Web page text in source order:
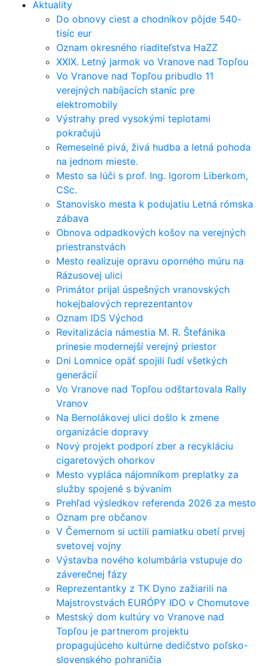
Aktuality
Do obnovy ciest a chodníkov pôjde 540-
tisíc eur
Oznam okresného riaditeľstva HaZZ
XXIX. Letný jarmok vo Vranove nad Topľou
Vo Vranove nad Topľou pribudlo 11
verejných nabíjacích staníc pre
elektromobily
Výstrahy pred vysokými teplotami
pokračujú
Remeselné pivá, živá hudba a letná pohoda
na jednom mieste.
Mesto sa lúči s prof. Ing. Igorom Liberkom,
CSc.
Stanovisko mesta k podujatiu Letná rómska
zábava
Obnova odpadkových košov na verejných
priestranstvách
Mesto realizuje opravu oporného múru na
Rázusovej ulici
Primátor prijal úspešných vranovských
hokejbalových reprezentantov
Oznam IDS Východ
Revitalizácia námestia M. R. Štefánika
prinesie modernejší verejný priestor
Dni Lomnice opäť spojili ľudí všetkých
generácií
Vo Vranove nad Topľou odštartovala Rally
Vranov
Na Bernolákovej ulici došlo k zmene
organizácie dopravy
Nový projekt podporí zber a recykláciu
cigaretových ohorkov
Mesto vypláca nájomníkom preplatky za
služby spojené s bývaním
Prehľad výsledkov referenda 2026 za mesto
Oznam pre občanov
V Čemernom si uctili pamiatku obetí prvej
svetovej vojny
Výstavba nového kolumbária vstupuje do
záverečnej fázy
Reprezentantky z TK Dyno zažiarili na
Majstrovstvách EURÓPY IDO v Chomutove
Mestský dom kultúry vo Vranove nad
Topľou je partnerom projektu
propagujúceho kultúrne dedičstvo poľsko-
slovenského pohraničia